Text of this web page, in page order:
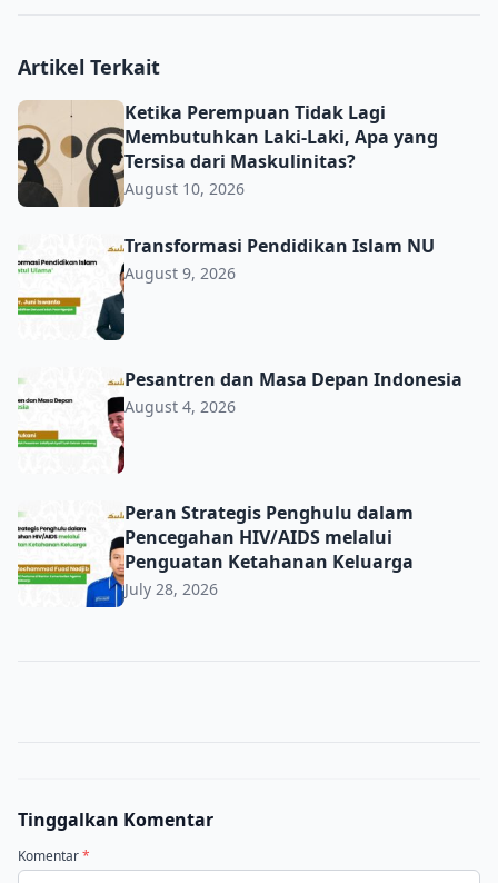
Artikel Terkait
Ketika Perempuan Tidak Lagi Membutuhkan Laki-Laki,
Ketika Perempuan Tidak Lagi
Membutuhkan Laki-Laki, Apa yang
Tersisa dari Maskulinitas?
August 10, 2026
Transformasi Pendidikan Islam NU
Transformasi Pendidikan Islam NU
August 9, 2026
Pesantren dan Masa Depan Indonesia
Pesantren dan Masa Depan Indonesia
August 4, 2026
Peran Strategis Penghulu dalam Pencegahan HIV/AIDS
Peran Strategis Penghulu dalam
Pencegahan HIV/AIDS melalui
Penguatan Ketahanan Keluarga
July 28, 2026
Tinggalkan Komentar
Komentar*